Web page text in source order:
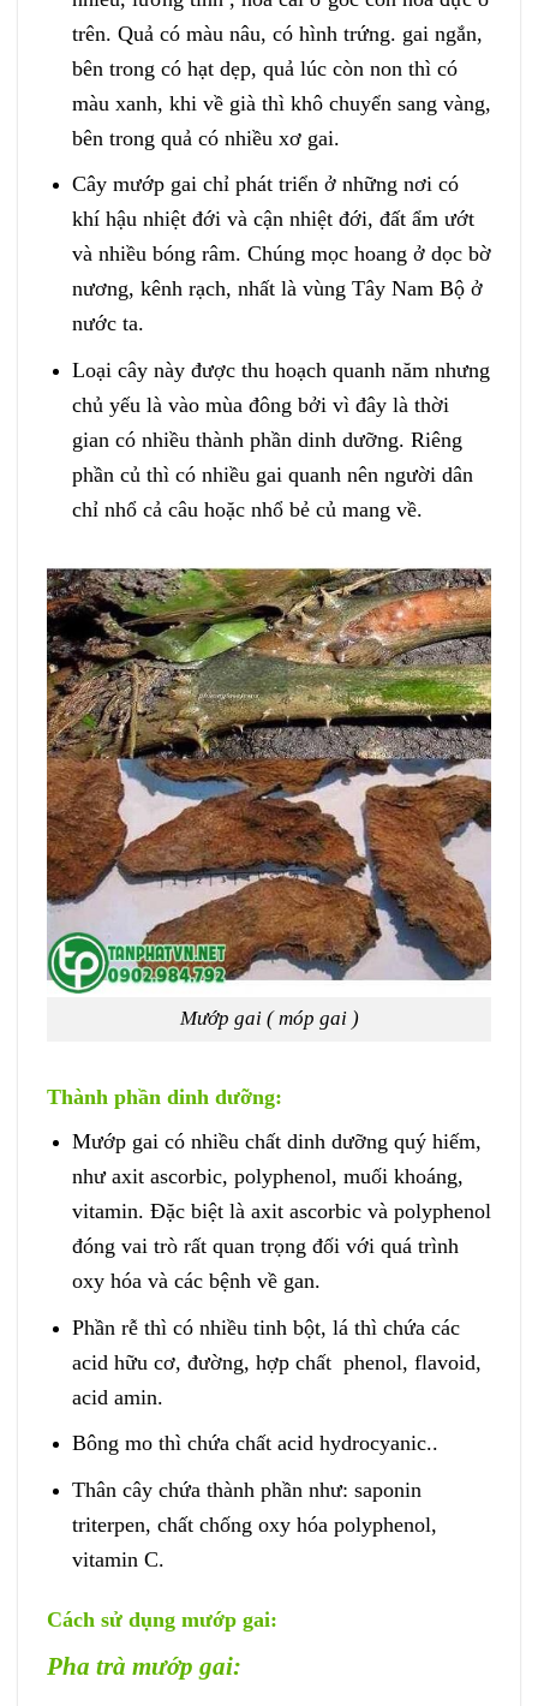
trên. Quả có màu nâu, có hình trứng. gai ngắn,
bên trong có hạt dẹp, quả lúc còn non thì có
màu xanh, khi về già thì khô chuyển sang vàng,
bên trong quả có nhiều xơ gai.
Cây mướp gai chỉ phát triển ở những nơi có
khí hậu nhiệt đới và cận nhiệt đới, đất ẩm ướt
và nhiều bóng râm. Chúng mọc hoang ở dọc bờ
nương, kênh rạch, nhất là vùng Tây Nam Bộ ở
nước ta.
Loại cây này được thu hoạch quanh năm nhưng
chủ yếu là vào mùa đông bởi vì đây là thời
gian có nhiều thành phần dinh dưỡng. Riêng
phần củ thì có nhiều gai quanh nên người dân
chỉ nhổ cả câu hoặc nhổ bẻ củ mang về.
Mướp gai ( móp gai )
Thành phần dinh dưỡng:
Mướp gai có nhiều chất dinh dưỡng quý hiếm,
như axit ascorbic, polyphenol, muối khoáng,
vitamin. Đặc biệt là axit ascorbic và polyphenol
đóng vai trò rất quan trọng đối với quá trình
oxy hóa và các bệnh về gan.
Phần rễ thì có nhiều tinh bột, lá thì chứa các
acid hữu cơ, đường, hợp chất phenol, flavoid,
acid amin.
Bông mo thì chứa chất acid hydrocyanic..
Thân cây chứa thành phần như: saponin
triterpen, chất chống oxy hóa polyphenol,
vitamin C.
Cách sử dụng mướp gai:
Pha trà mướp gai: